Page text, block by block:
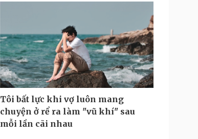
Tôi bất lực khi vợ luôn mang
chuyện ở rể ra làm "vũ khí" sau
mỗi lần cãi nhau